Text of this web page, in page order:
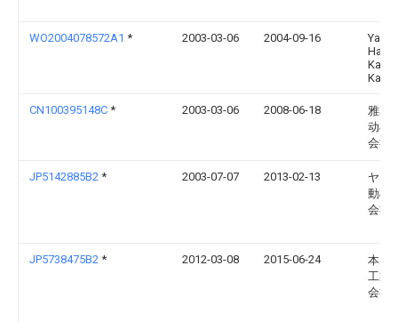
WO2004078572A1 * 2003-03-06 2004-09-16
CN100395148C * 2003-03-06 2008-06-18
雅马
动机
会社
JP5142885B2 * 2003-07-07 2013-02-13
ヤマ
動機
会社
JP5738475B2 * 2012-03-08 2015-06-24
本田
工業
会社